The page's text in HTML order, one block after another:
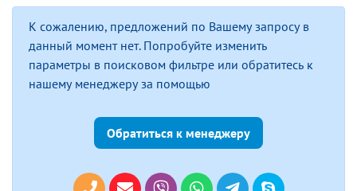
К сожалению, предложений по Вашему запросу в
данный момент нет. Попробуйте изменить
параметры в поисковом фильтре или обратитесь к
нашему менеджеру за помощью
Обратиться к менеджеру